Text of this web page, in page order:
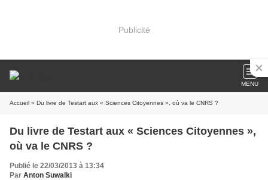
Publicité
MENU
Accueil » Du livre de Testart aux « Sciences Citoyennes », où va le CNRS ?
Du livre de Testart aux « Sciences Citoyennes »,
où va le CNRS ?
Publié le 22/03/2013 à 13:34
Par Anton Suwalki